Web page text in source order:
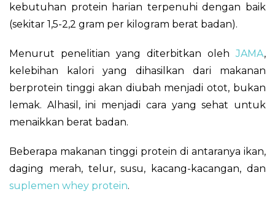
kebutuhan protein harian terpenuhi dengan baik
(sekitar 1,5-2,2 gram per kilogram berat badan).
Menurut penelitian yang diterbitkan olehJAMA,
kelebihan kalori yang dihasilkan dari makanan
berprotein tinggi akan diubah menjadi otot, bukan
lemak. Alhasil, ini menjadi cara yang sehat untuk
menaikkan berat badan.
Beberapa makanan tinggi protein di antaranya ikan,
daging merah, telur, susu, kacang-kacangan, dan
suplemen whey protein.